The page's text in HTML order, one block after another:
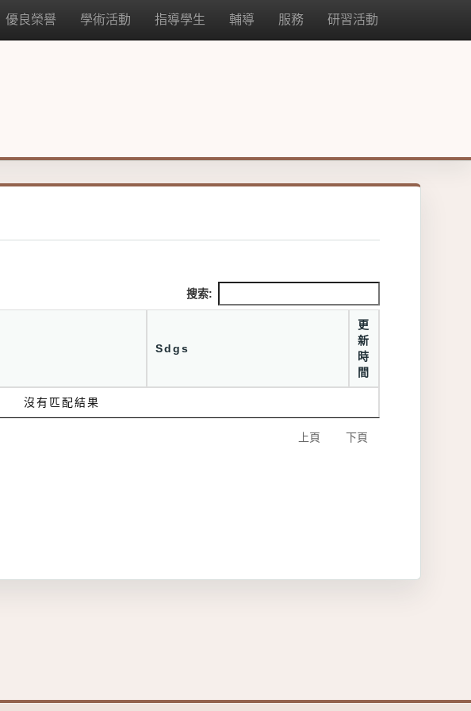
優良榮譽 學術活動 指導學生 輔導 服務 研習活動
搜索:
Sdgs
更
新
時
間
沒有匹配結果
上頁 下頁